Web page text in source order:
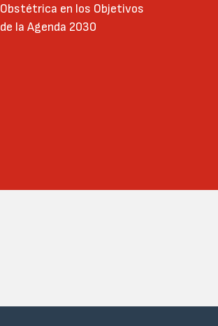
Obstétrica en los Objetivos
de la Agenda 2030